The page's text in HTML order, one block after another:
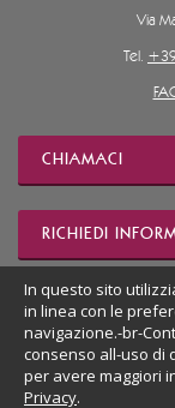
Via
Tel.
CHIAMACI
RICHIEDI
MOSTRA
VAI AL SITO
In questo sito
in linea con le
navigazione.-br-
consenso all-uso di
per avere maggiori
Privacy.